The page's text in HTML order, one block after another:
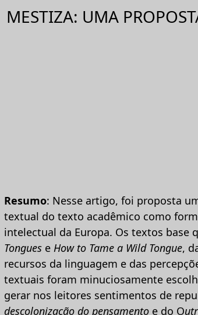
MESTIZA: UMA
Resumo: Nesse artigo, foi proposta
textual do texto acadêmico como
intelectual da Europa. Os textos base
Tongues e How to Tame a Wild Tongue,
recursos da linguagem e das
textuais foram minuciosamente
gerar nos leitores sentimentos de
descolonização do pensamento e do O